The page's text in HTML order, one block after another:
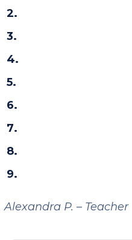
Alexandra P. – Teacher